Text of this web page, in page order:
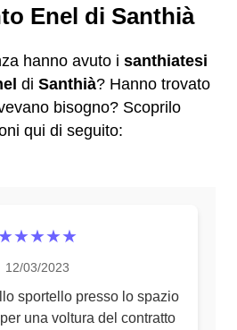
Enel di Santhià
hanno avuto i santhiatesi
di Santhià? Hanno trovato
bisogno? Scoprilo
qui di seguito:
12/03/2023
sportello presso lo spazio
una voltura del contratto